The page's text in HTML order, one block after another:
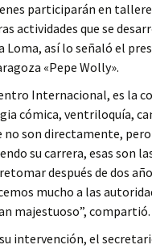
participarán en
actividades que se
Loma, así lo señaló el
«Pepe Wolly».
Internacional, es la
cómica, ventriloquía,
no son directamente,
su carrera, esas son
después de dos
mucho a las
majestuoso”, compartió.
intervención, el